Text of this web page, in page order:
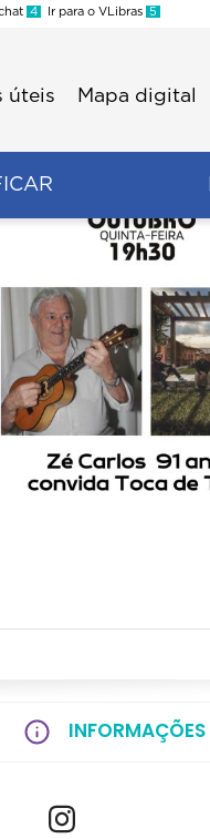
4 Ir para o VLibras 5
úteis Mapa digital
INFORMAÇÕES